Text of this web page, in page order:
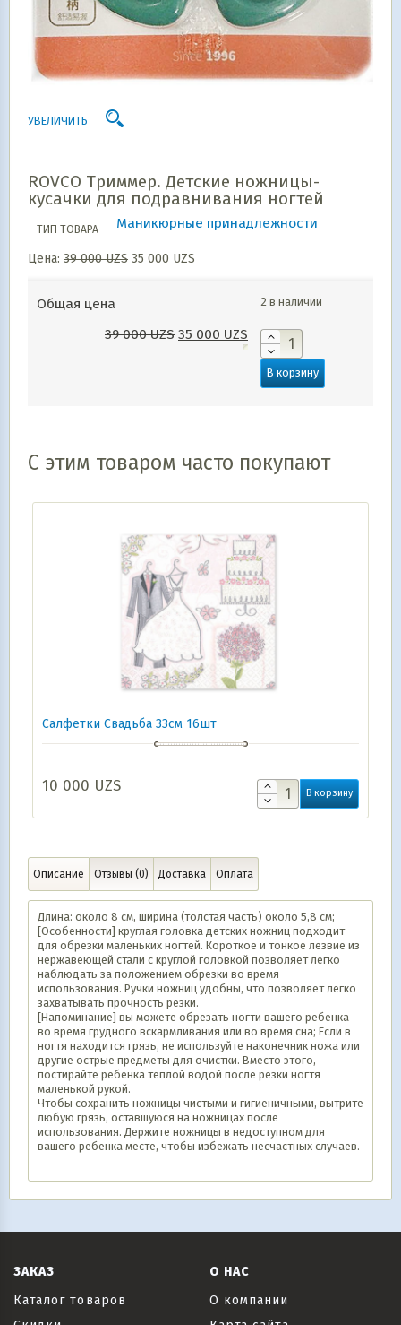
УВЕЛИЧИТЬ
ROVCO Триммер. Детские ножницы-
кусачки для подравнивания ногтей
ТИП ТОВАРА Маникюрные принадлежности
Цена: 39 000UZS 35 000 UZS
Общая цена
39 000UZS 35 000 UZS
2 в наличии
В корзину
С этим товаром часто покупают
Салфетки Свадьба 33см 16шт
10 000 UZS В корзину
Описание Отзывы (0) Доставка Оплата
Длина: около 8 см, ширина (толстая часть) около 5,8 см;
[Особенности] круглая головка детских ножниц подходит
для обрезки маленьких ногтей. Короткое и тонкое лезвие из
нержавеющей стали с круглой головкой позволяет легко
наблюдать за положением обрезки во время
использования. Ручки ножниц удобны, что позволяет легко
захватывать прочность резки.
[Напоминание] вы можете обрезать ногти вашего ребенка
во время грудного вскармливания или во время сна; Если в
ногтя находится грязь, не используйте наконечник ножа или
другие острые предметы для очистки. Вместо этого,
постирайте ребенка теплой водой после резки ногтя
маленькой рукой.
Чтобы сохранить ножницы чистыми и гигиеничными, вытрите
любую грязь, оставшуюся на ножницах после
использования. Держите ножницы в недоступном для
вашего ребенка месте, чтобы избежать несчастных случаев.
ЗАКАЗ
Каталог товаров
О НАС
О компании